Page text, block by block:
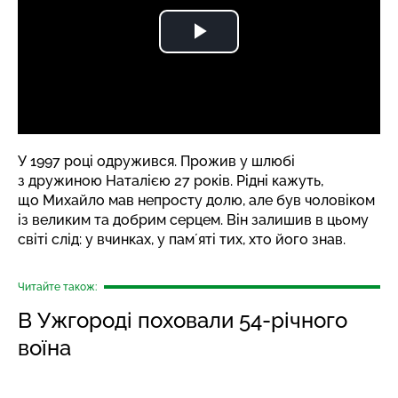
У 1997 році одружився. Прожив у шлюбі
з дружиною Наталією 27 років. Рідні кажуть,
що Михайло мав непросту долю, але був чоловіком
із великим та добрим серцем. Він залишив в цьому
світі слід: у вчинках, у памʼяті тих, хто його знав.
Читайте також:
В Ужгороді поховали 54-річного
воїна